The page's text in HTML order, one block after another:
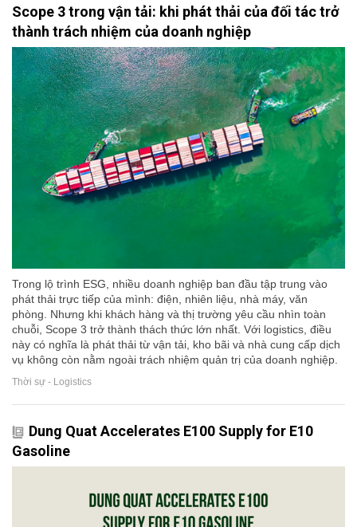
Scope 3 trong vận tải: khi phát thải của đối tác trở
thành trách nhiệm của doanh nghiệp
Trong lộ trình ESG, nhiều doanh nghiệp ban đầu tập trung vào
phát thải trực tiếp của mình: điện, nhiên liệu, nhà máy, văn
phòng. Nhưng khi khách hàng và thị trường yêu cầu nhìn toàn
chuỗi, Scope 3 trở thành thách thức lớn nhất. Với logistics, điều
này có nghĩa là phát thải từ vận tải, kho bãi và nhà cung cấp dịch
vụ không còn nằm ngoài trách nhiệm quản trị của doanh nghiệp.
Thời sự - Logistics
Dung Quat Accelerates E100 Supply for E10
Gasoline